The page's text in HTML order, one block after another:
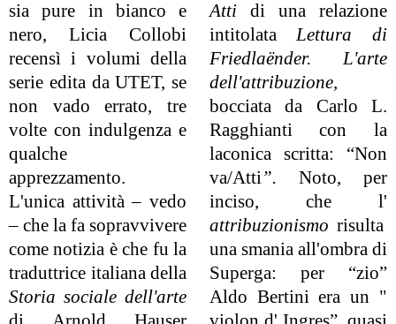
sia pure in bianco e
nero, Licia Collobi
recensì i volumi della
serie edita da UTET, se
non vado errato, tre
volte con indulgenza e
qualche
apprezzamento.
L'unica attività – vedo
– che la fa sopravvivere
come notizia è che fu la
traduttrice italiana della
Storia sociale dell'arte
Atti di una relazione
intitolataLettura di
Friedlaënder. L'arte
dell'attribuzione,
bocciata da Carlo L.
Ragghianti con la
laconica scritta: “Non
va/Atti”. Noto, per
inciso, che l'
attribuzionismo risulta
una smania all'ombra di
Superga: per “zio”
Aldo Bertini era un "